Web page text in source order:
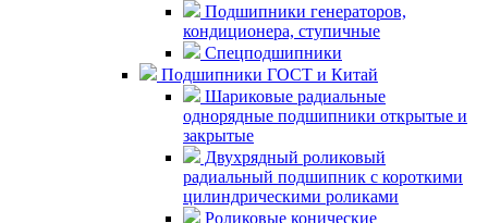
Подшипники генераторов,
кондиционера, ступичные
Спецподшипники
Подшипники ГОСТ и Китай
Шариковые радиальные
однорядные подшипники открытые и
закрытые
Двухрядный роликовый
радиальный подшипник с короткими
цилиндрическими роликами
Роликовые конические